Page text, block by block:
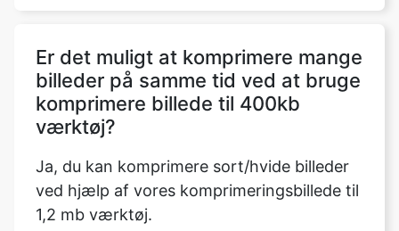
værktøj?
Ja, du kan komprimere sort/hvide billeder
ved hjælp af vores komprimeringsbillede til
1,2 mb værktøj.
Understøtter